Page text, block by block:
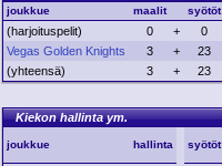
joukkue maalit syötöt
(harjoituspelit) 0 + 0
Vegas Golden Knights
3 + 23
(yhteensä)
3 + 23
Kiekon hallinta ym.
joukkue hallinta syötöt